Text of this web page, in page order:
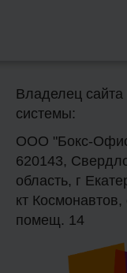
Владелец сайта
системы:
ООО "Бокс-
620143,
область, г
кт Космонавтов,
помещ. 14